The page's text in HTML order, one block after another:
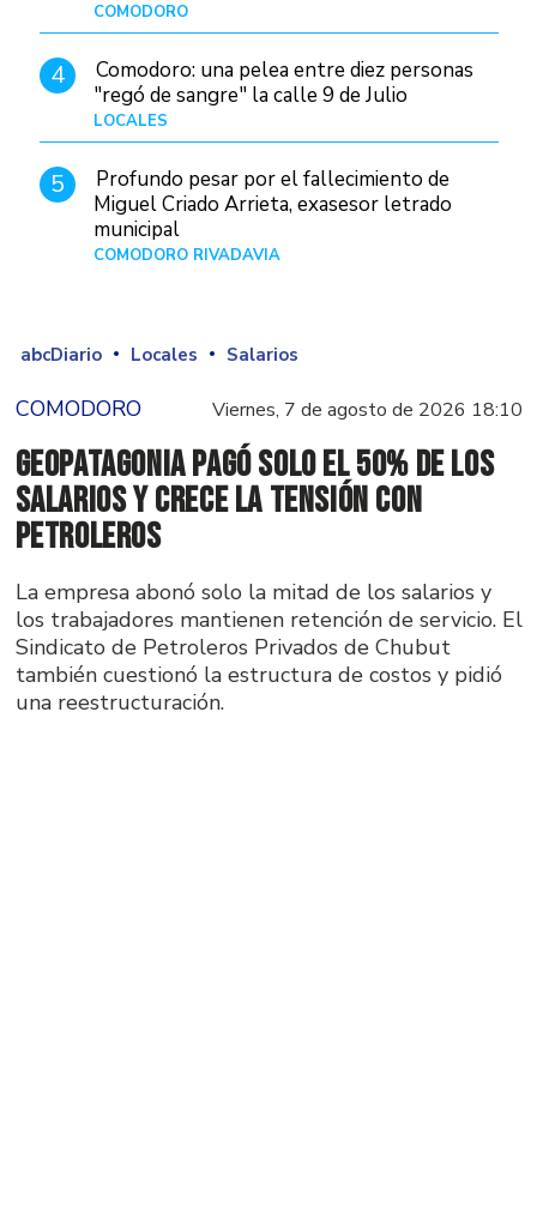
COMODORO
4
Comodoro: una pelea entre diez personas
"regó de sangre" la calle 9 de Julio
LOCALES
5
Profundo pesar por el fallecimiento de
Miguel Criado Arrieta, exasesor letrado
municipal
COMODORO RIVADAVIA
abcDiario Locales Salarios
COMODORO Viernes, 7 de agosto de 2026 18:10
GeoPatagonia pagó solo el 50% de los
salarios y crece la tensión con
Petroleros
La empresa abonó solo la mitad de los salarios y
los trabajadores mantienen retención de servicio. El
Sindicato de Petroleros Privados de Chubut
también cuestionó la estructura de costos y pidió
una reestructuración.